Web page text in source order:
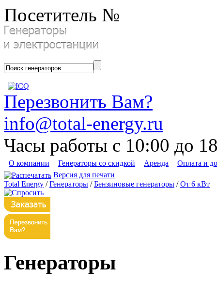
Посетитель №
Перезвонить Вам?
info@total-energy.ru
Часы работы с 10:00 до
О компании Генераторы со скидкой Аренда
Оплата и
Версия для печати
Total Energy /Генераторы /Бензиновые генераторы /От 6 кВт
Генераторы